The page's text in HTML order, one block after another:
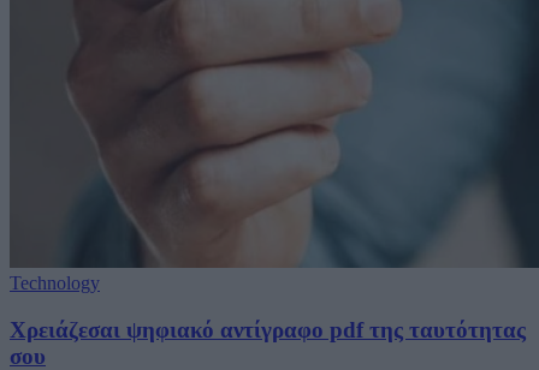
Technology
Χρειάζεσαι ψηφιακό αντίγραφο pdf της ταυτότητας
σου